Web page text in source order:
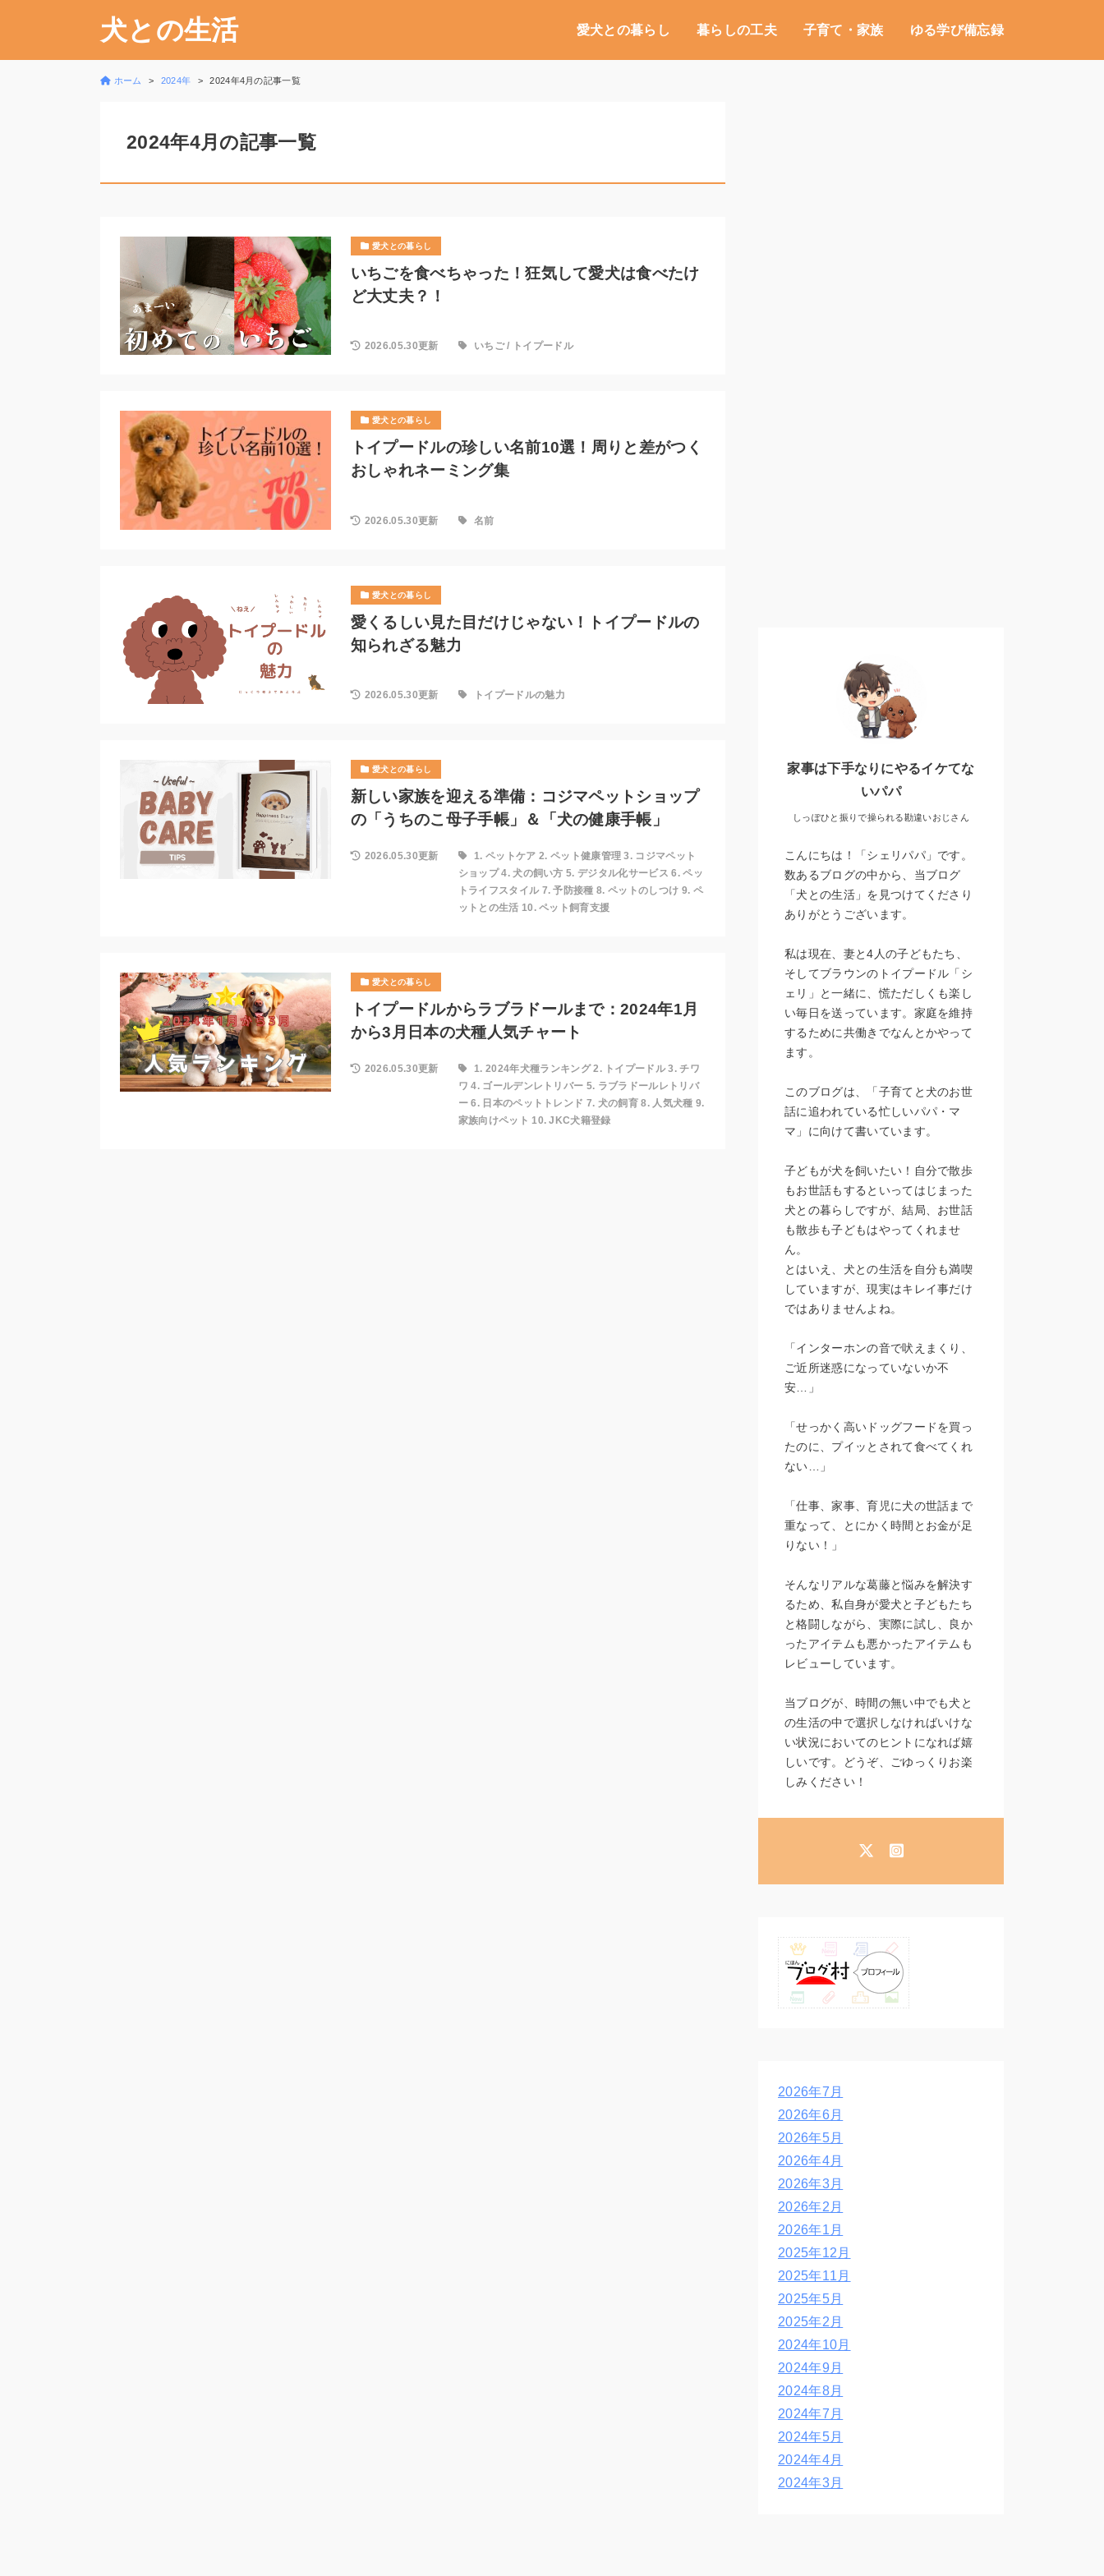
犬との生活 愛犬との暮らし 暮らしの工夫 子育て・家族 ゆる学び備忘録
ホーム 2024年 2024年4月の記事一覧
2024年4月の記事一覧
愛犬との暮らし
いちごを食べちゃった！狂気して愛犬は食べたけ
ど大丈夫？！
2026.05.30更新 いちご/ トイプードル
愛犬との暮らし
トイプードルの珍しい名前10選！周りと差がつく
おしゃれネーミング集
2026.05.30更新 名前
愛犬との暮らし
愛くるしい見た目だけじゃない！トイプードルの
知られざる魅力
2026.05.30更新 トイプードルの魅力
愛犬との暮らし
新しい家族を迎える準備：コジマペットショップ
の「うちのこ母子手帳」＆「犬の健康手帳」
2026.05.30更新
1. ペットケア 2. ペット健康管理 3. コジマペット
ショップ 4. 犬の飼い方 5. デジタル化サービス 6. ペッ
トライフスタイル 7. 予防接種 8. ペットのしつけ 9. ペ
ットとの生活 10. ペット飼育支援
愛犬との暮らし
トイプードルからラブラドールまで：2024年1月
から3月日本の犬種人気チャート
2026.05.30更新
1. 2024年犬種ランキング 2. トイプードル 3. チワ
ワ 4. ゴールデンレトリバー 5. ラブラドールレトリバ
ー 6. 日本のペットトレンド 7. 犬の飼育 8. 人気犬種 9.
家族向けペット 10. JKC犬籍登録
家事は下手なりにやるイケてな
いパパ
しっぽひと振りで操られる勘違いおじさん
こんにちは！「シェリパパ」です。
数あるブログの中から、当ブログ
「犬との生活」を見つけてくださり
ありがとうございます。
私は現在、妻と4人の子どもたち、
そしてブラウンのトイプードル「シ
ェリ」と一緒に、慌ただしくも楽し
い毎日を送っています。家庭を維持
するために共働きでなんとかやって
ます。
このブログは、「子育てと犬のお世
話に追われている忙しいパパ・マ
マ」に向けて書いています。
子どもが犬を飼いたい！自分で散歩
もお世話もするといってはじまった
犬との暮らしですが、結局、お世話
も散歩も子どもはやってくれませ
ん。
とはいえ、犬との生活を自分も満喫
していますが、現実はキレイ事だけ
ではありませんよね。
「インターホンの音で吠えまくり、
ご近所迷惑になっていないか不
安…」
「せっかく高いドッグフードを買っ
たのに、プイッとされて食べてくれ
ない…」
「仕事、家事、育児に犬の世話まで
重なって、とにかく時間とお金が足
りない！」
そんなリアルな葛藤と悩みを解決す
るため、私自身が愛犬と子どもたち
と格闘しながら、実際に試し、良か
ったアイテムも悪かったアイテムも
レビューしています。
当ブログが、時間の無い中でも犬と
の生活の中で選択しなければいけな
い状況においてのヒントになれば嬉
しいです。どうぞ、ごゆっくりお楽
しみください！
2026年7月
2026年6月
2026年5月
2026年4月
2026年3月
2026年2月
2026年1月
2025年12月
2025年11月
2025年5月
2025年2月
2024年10月
2024年9月
2024年8月
2024年7月
2024年5月
2024年4月
2024年3月